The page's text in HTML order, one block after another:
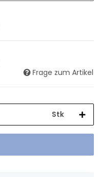
Frage zum Artikel
Stk